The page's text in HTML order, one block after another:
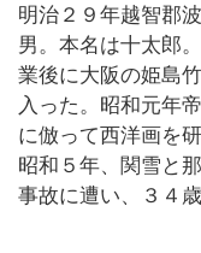
明治２９年越智郡
男。本名は十太郎
業後に大阪の姫島
入った。昭和元年
に倣って西洋画を
昭和５年、関雪と
事故に遭い、３４